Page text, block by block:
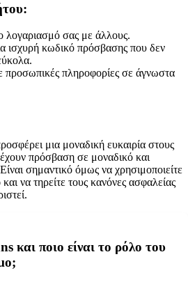
λογαριασμό σας με άλλους.
ισχυρή κωδικό πρόσβασης που δεν
πληροφορίες σε άγνωστα
μια μοναδική ευκαιρία στους
πρόσβαση σε μοναδικό και
σημαντικό όμως να χρησιμοποιείτε
να τηρείτε τους κανόνες ασφαλείας
και ποιο είναι το ρόλο του